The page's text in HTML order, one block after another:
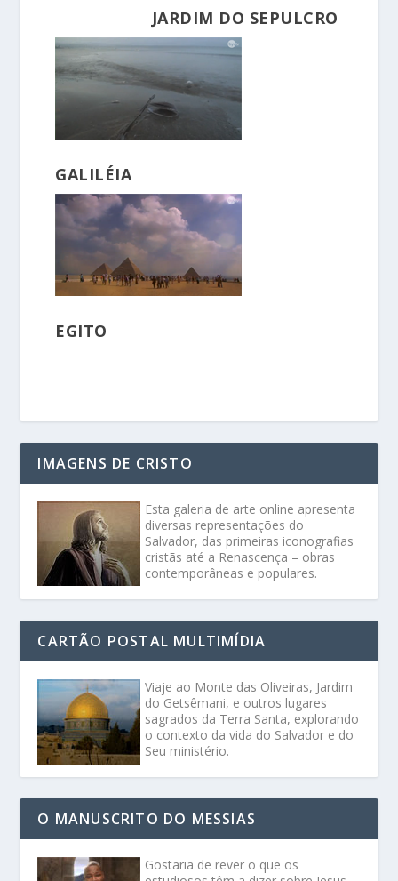
JARDIM DO SEPULCRO
GALILÉIA
EGITO
IMAGENS DE CRISTO
Esta galeria de arte online apresenta
diversas representações do
Salvador, das primeiras iconografias
cristãs até a Renascença – obras
contemporâneas e populares.
CARTÃO POSTAL MULTIMÍDIA
Viaje ao Monte das Oliveiras, Jardim
do Getsêmani, e outros lugares
sagrados da Terra Santa, explorando
o contexto da vida do Salvador e do
Seu ministério.
O MANUSCRITO DO MESSIAS
Gostaria de rever o que os